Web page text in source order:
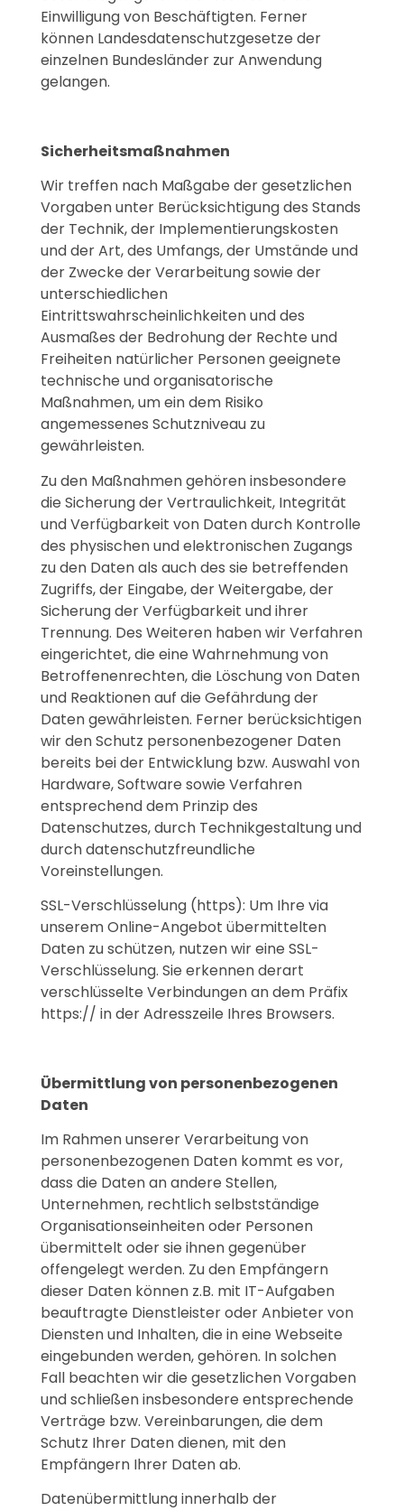
Einwilligung von Beschäftigten. Ferner
können Landesdatenschutzgesetze der
einzelnen Bundesländer zur Anwendung
gelangen.
Sicherheitsmaßnahmen
Wir treffen nach Maßgabe der gesetzlichen
Vorgaben unter Berücksichtigung des Stands
der Technik, der Implementierungskosten
und der Art, des Umfangs, der Umstände und
der Zwecke der Verarbeitung sowie der
unterschiedlichen
Eintrittswahrscheinlichkeiten und des
Ausmaßes der Bedrohung der Rechte und
Freiheiten natürlicher Personen geeignete
technische und organisatorische
Maßnahmen, um ein dem Risiko
angemessenes Schutzniveau zu
gewährleisten.
Zu den Maßnahmen gehören insbesondere
die Sicherung der Vertraulichkeit, Integrität
und Verfügbarkeit von Daten durch Kontrolle
des physischen und elektronischen Zugangs
zu den Daten als auch des sie betreffenden
Zugriffs, der Eingabe, der Weitergabe, der
Sicherung der Verfügbarkeit und ihrer
Trennung. Des Weiteren haben wir Verfahren
eingerichtet, die eine Wahrnehmung von
Betroffenenrechten, die Löschung von Daten
und Reaktionen auf die Gefährdung der
Daten gewährleisten. Ferner berücksichtigen
wir den Schutz personenbezogener Daten
bereits bei der Entwicklung bzw. Auswahl von
Hardware, Software sowie Verfahren
entsprechend dem Prinzip des
Datenschutzes, durch Technikgestaltung und
durch datenschutzfreundliche
Voreinstellungen.
SSL-Verschlüsselung (https): Um Ihre via
unserem Online-Angebot übermittelten
Daten zu schützen, nutzen wir eine SSL-
Verschlüsselung. Sie erkennen derart
verschlüsselte Verbindungen an dem Präfix
https:// in der Adresszeile Ihres Browsers.
Übermittlung von personenbezogenen
Daten
Im Rahmen unserer Verarbeitung von
personenbezogenen Daten kommt es vor,
dass die Daten an andere Stellen,
Unternehmen, rechtlich selbstständige
Organisationseinheiten oder Personen
übermittelt oder sie ihnen gegenüber
offengelegt werden. Zu den Empfängern
dieser Daten können z.B. mit IT-Aufgaben
beauftragte Dienstleister oder Anbieter von
Diensten und Inhalten, die in eine Webseite
eingebunden werden, gehören. In solchen
Fall beachten wir die gesetzlichen Vorgaben
und schließen insbesondere entsprechende
Verträge bzw. Vereinbarungen, die dem
Schutz Ihrer Daten dienen, mit den
Empfängern Ihrer Daten ab.
Datenübermittlung innerhalb der